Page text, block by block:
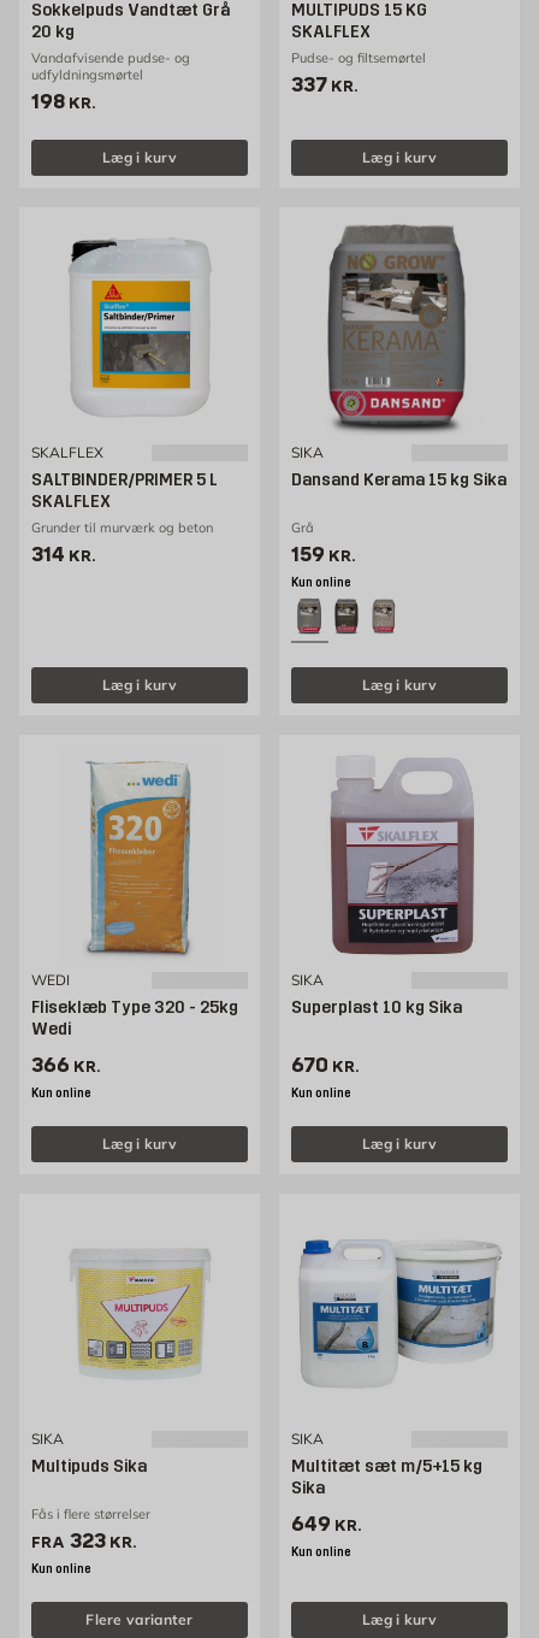
Sokkelpuds Vandtæt Grå
20 kg
Vandafvisende pudse- og
udfyldningsmørtel
Pris 198 kr. /stk
198 KR.
Læg i kurv
MULTIPUDS 15 KG
SKALFLEX
Pudse- og filtsemørtel
Pris 337 kr. /stk
337 KR.
Læg i kurv
SKALFLEX
SALTBINDER/PRIMER 5 L
SKALFLEX
Grunder til murværk og beton
Pris 314 kr. /stk
314 KR.
Læg i kurv
SIKA
Dansand Kerama 15 kg Sika
Grå
Pris 128 kr. /stk
159 KR.
Kun online
Læg i kurv
WEDI
Fliseklæb Type 320 - 25kg
Wedi
Pris 366 kr. /stk
366 KR.
Kun online
Læg i kurv
SIKA
Superplast 10 kg Sika
Pris 670 kr. /stk
670 KR.
Kun online
Læg i kurv
SIKA
Multipuds Sika
Fås i flere størrelser
FRA Pris 323 kr. /stk
323 KR.
Kun online
Flere varianter
SIKA
Multitæt sæt m/5+15 kg
Sika
Pris 649 kr. /stk
649 KR.
Kun online
Læg i kurv